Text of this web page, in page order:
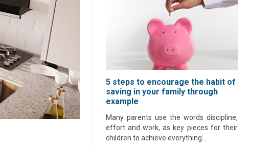
5 steps to encourage the habit of
saving in your family through
example
Many parents use the words discipline,
effort and work, as key pieces for their
children to achieve everything...